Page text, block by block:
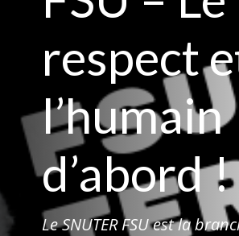
respect
l’humain
d’abord !
Le SNUTER FSU est la